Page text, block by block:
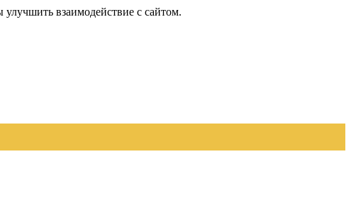
улучшить взаимодействие с сайтом.